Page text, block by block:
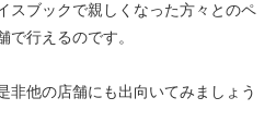
スブックで親しくなった方々とのペ
で行えるのです。
非他の店舗にも出向いてみましょう